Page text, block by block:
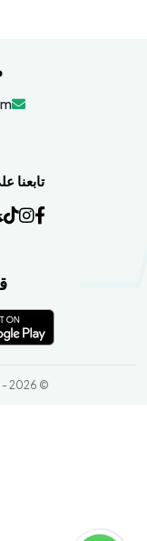
تابعنا
© 2026 - ذ م م جميع الحقوق محفوظه حكيم كير